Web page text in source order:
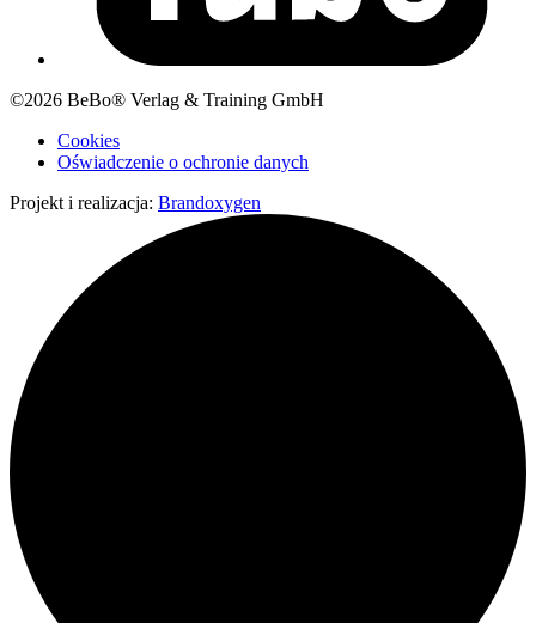
©2026 BeBo® Verlag & Training GmbH
Cookies
Oświadczenie o ochronie danych
Projekt i realizacja: Brandoxygen